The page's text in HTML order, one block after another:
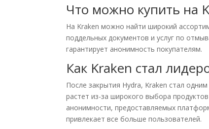
Что можно купить на
На Kraken можно найти широкий
поддельных документов и услуг по
гарантирует анонимность покупателям.
Как Kraken стал
После закрытия Hydra, Kraken стал
растет из-за широкого выбора
анонимности, предоставляемых
привлекает все больше пользователей.